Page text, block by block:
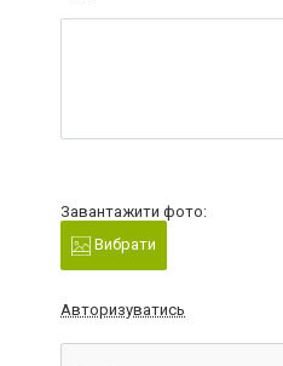
Завантажити фото:
Вибрати
Авторизуватись